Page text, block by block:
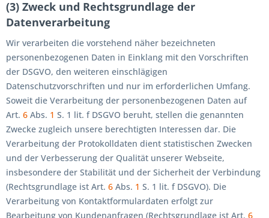
(3) Zweck und Rechtsgrundlage der
Datenverarbeitung
Wir verarbeiten die vorstehend näher bezeichneten
personenbezogenen Daten in Einklang mit den Vorschriften
der DSGVO, den weiteren einschlägigen
Datenschutzvorschriften und nur im erforderlichen Umfang.
Soweit die Verarbeitung der personenbezogenen Daten auf
Art. 6 Abs. 1 S. 1 lit. f DSGVO beruht, stellen die genannten
Zwecke zugleich unsere berechtigten Interessen dar. Die
Verarbeitung der Protokolldaten dient statistischen Zwecken
und der Verbesserung der Qualität unserer Webseite,
insbesondere der Stabilität und der Sicherheit der Verbindung
(Rechtsgrundlage ist Art. 6 Abs. 1 S. 1 lit. f DSGVO). Die
Verarbeitung von Kontaktformulardaten erfolgt zur
Bearbeitung von Kundenanfragen (Rechtsgrundlage ist Art. 6